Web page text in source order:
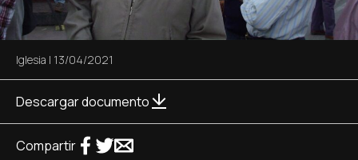
Iglesia | 13/04/2021
Descargar documento
Compartir